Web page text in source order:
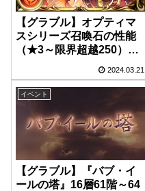
【グラブル】オプティマ
スシリーズ召喚石の性能
（★3～限界超越250）ま
2024.03.21
イベント
【グラブル】『バブ・イ
ールの塔』16層61階～64